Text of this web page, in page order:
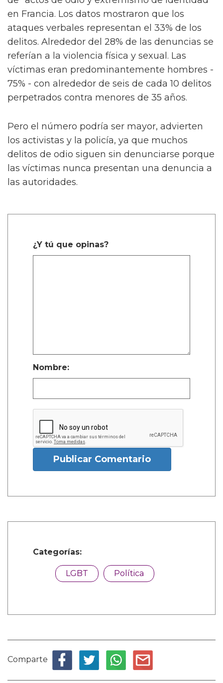
en Francia. Los datos mostraron que los
ataques verbales representan el 33% de los
delitos. Alrededor del 28% de las denuncias se
referían a la violencia física y sexual. Las
víctimas eran predominantemente hombres -
75% - con alrededor de seis de cada 10 delitos
perpetrados contra menores de 35 años.
Pero el número podría ser mayor, advierten
los activistas y la policía, ya que muchos
delitos de odio siguen sin denunciarse porque
las víctimas nunca presentan una denuncia a
las autoridades.
¿Y tú que opinas?
Nombre:
Publicar Comentario
Categorías:
LGBT Política
Comparte